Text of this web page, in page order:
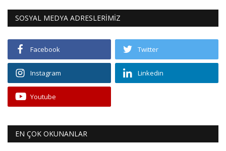
SOSYAL MEDYA ADRESLERİMİZ
Facebook Twitter
Instagram Linkedin
Youtube
EN ÇOK OKUNANLAR